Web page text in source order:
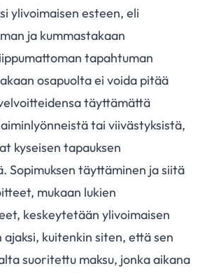
ylivoimaisen esteen, eli
ja kummastakaan
tapahtuman
osapuolta ei voida pitää
täyttämättä
tai viivästyksistä,
kyseisen tapauksen
Sopimuksen täyttäminen ja siitä
mukaan lukien
keskeytetään ylivoimaisen
kuitenkin siten, että sen
suoritettu maksu, jonka aikana